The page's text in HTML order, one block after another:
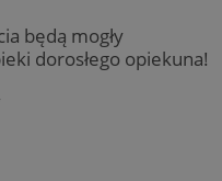
będą mogły
dorosłego opiekuna!